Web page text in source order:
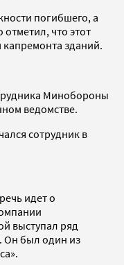
погибшего, а
что этот
зданий.
Минобороны
ведомстве.
сотрудник в
идет о
выступал ряд
Он был один из